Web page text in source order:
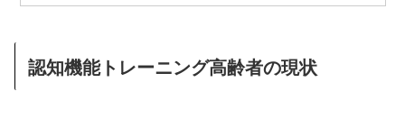
認知機能トレーニング高齢者の現状